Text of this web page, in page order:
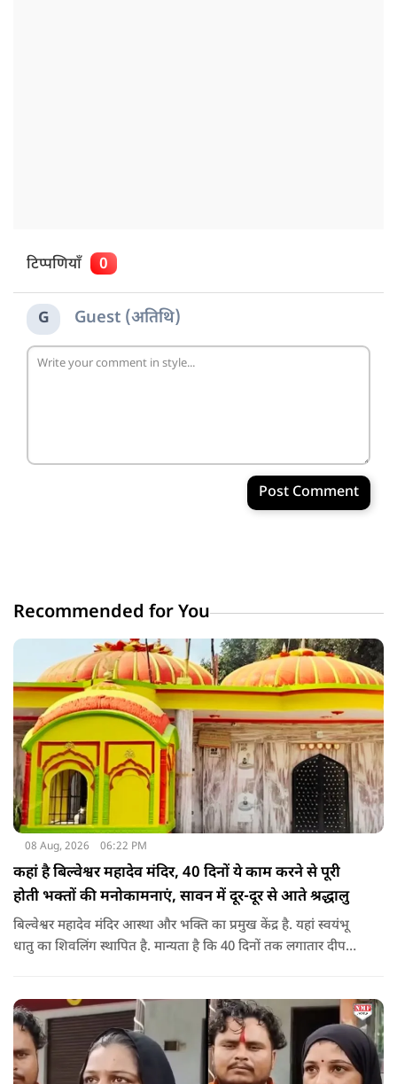
टिप्पणियाँ 0
G Guest (अतिथि)
Post Comment
Recommended for You
08 Aug, 2026 06:22 PM
कहां है बिल्वेश्वर महादेव मंदिर, 40 दिनों ये काम करने से पूरी
होती भक्तों की मनोकामनाएं, सावन में दूर-दूर से आते श्रद्धालु
बिल्वेश्वर महादेव मंदिर आस्था और भक्ति का प्रमुख केंद्र है. यहां स्वयंभू
धातु का शिवलिंग स्थापित है. मान्यता है कि 40 दिनों तक लगातार दीपक